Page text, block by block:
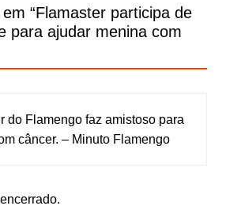
“Flamaster participa de
para ajudar menina com
do Flamengo faz amistoso para
câncer. – Minuto Flamengo